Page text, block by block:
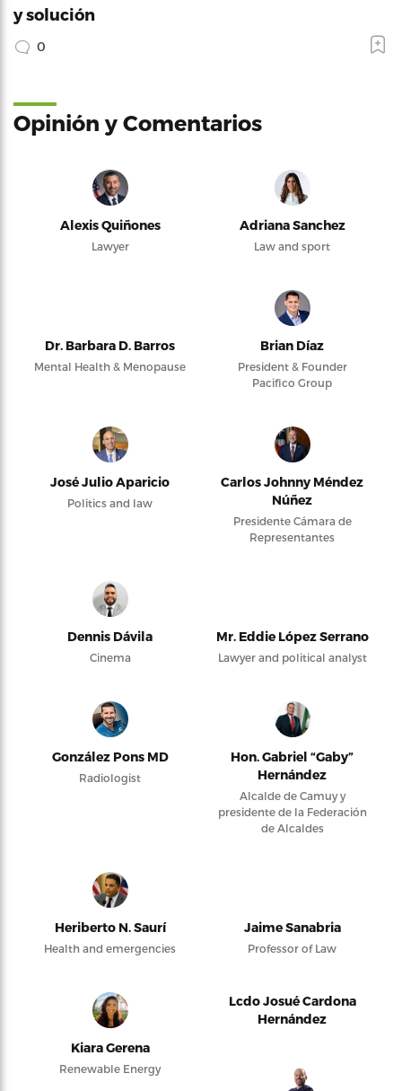
y solución
0
Opinión y Comentarios
Alexis Quiñones
Lawyer
Adriana Sanchez
Law and sport
Dr. Barbara D. Barros
Mental Health & Menopause
Brian Díaz
President & Founder
Pacifico Group
José Julio Aparicio
Politics and law
Carlos Johnny Méndez
Núñez
Presidente Cámara de
Representantes
Dennis Dávila
Cinema
Mr. Eddie López Serrano
Lawyer and political analyst
González Pons MD
Radiologist
Hon. Gabriel “Gaby”
Hernández
Alcalde de Camuy y
presidente de la Federación
de Alcaldes
Heriberto N. Saurí
Health and emergencies
Jaime Sanabria
Professor of Law
Kiara Gerena
Renewable Energy
Lcdo Josué Cardona
Hernández